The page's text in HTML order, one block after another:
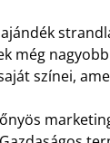
még
színei,